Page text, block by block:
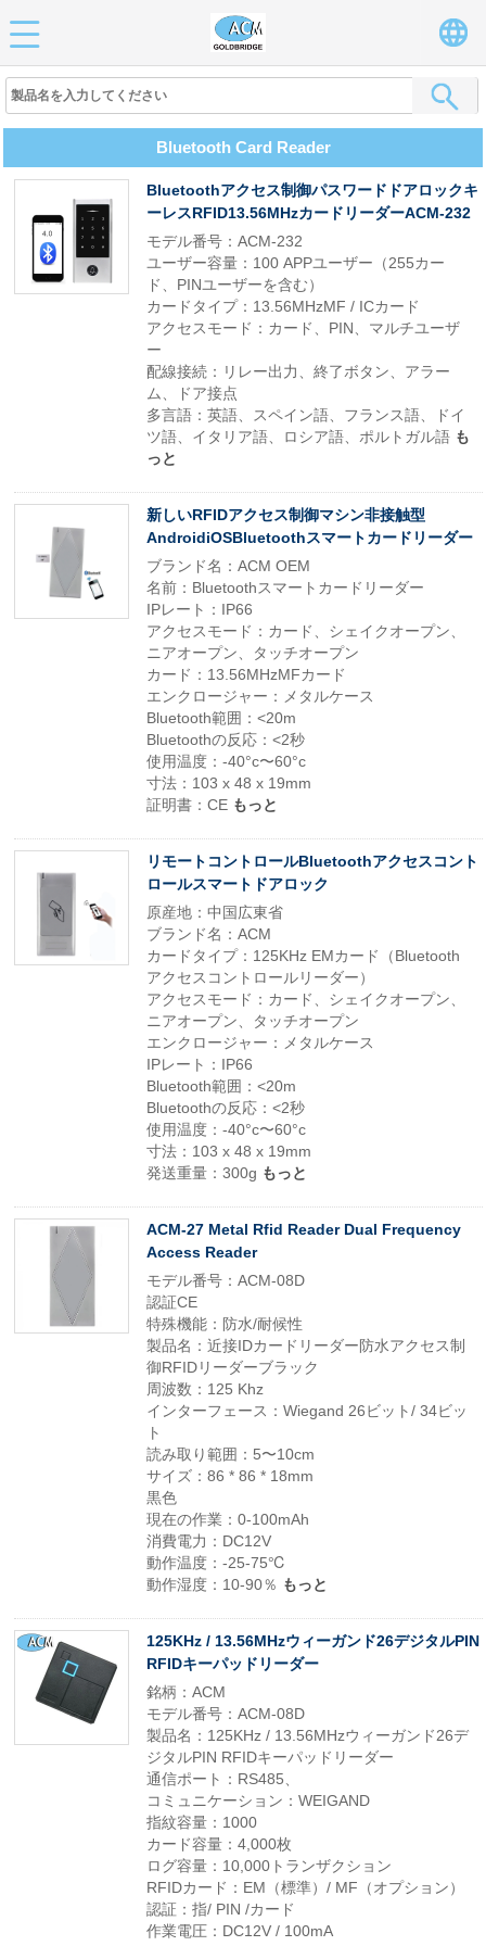
Bluetooth Card Reader
Bluetoothアクセス制御パスワードドアロックキ
ーレスRFID13.56MHzカードリーダーACM-232
モデル番号：ACM-232
ユーザー容量：100 APPユーザー（255カー
ド、PINユーザーを含む）
カードタイプ：13.56MHzMF / ICカード
アクセスモード：カード、PIN、マルチユーザ
ー
配線接続：リレー出力、終了ボタン、アラー
ム、ドア接点
多言語：英語、スペイン語、フランス語、ドイ
ツ語、イタリア語、ロシア語、ポルトガル語 も
っと
新しいRFIDアクセス制御マシン非接触型
AndroidiOSBluetoothスマートカードリーダー
ブランド名：ACM OEM
名前：Bluetoothスマートカードリーダー
IPレート：IP66
アクセスモード：カード、シェイクオープン、
ニアオープン、タッチオープン
カード：13.56MHzMFカード
エンクロージャー：メタルケース
Bluetooth範囲：<20m
Bluetoothの反応：<2秒
使用温度：-40°c〜60°c
寸法：103 x 48 x 19mm
証明書：CE もっと
リモートコントロールBluetoothアクセスコント
ロールスマートドアロック
原産地：中国広東省
ブランド名：ACM
カードタイプ：125KHz EMカード（Bluetooth
アクセスコントロールリーダー）
アクセスモード：カード、シェイクオープン、
ニアオープン、タッチオープン
エンクロージャー：メタルケース
IPレート：IP66
Bluetooth範囲：<20m
Bluetoothの反応：<2秒
使用温度：-40°c〜60°c
寸法：103 x 48 x 19mm
発送重量：300g もっと
ACM-27 Metal Rfid Reader Dual Frequency
Access Reader
モデル番号：ACM-08D
認証CE
特殊機能：防水/耐候性
製品名：近接IDカードリーダー防水アクセス制
御RFIDリーダーブラック
周波数：125 Khz
インターフェース：Wiegand 26ビット/ 34ビッ
ト
読み取り範囲：5〜10cm
サイズ：86 * 86 * 18mm
黒色
現在の作業：0-100mAh
消費電力：DC12V
動作温度：-25-75℃
動作湿度：10-90％ もっと
125KHz / 13.56MHzウィーガンド26デジタルPIN
RFIDキーパッドリーダー
銘柄：ACM
モデル番号：ACM-08D
製品名：125KHz / 13.56MHzウィーガンド26デ
ジタルPIN RFIDキーパッドリーダー
通信ポート：RS485、
コミュニケーション：WEIGAND
指紋容量：1000
カード容量：4,000枚
ログ容量：10,000トランザクション
RFIDカード：EM（標準）/ MF（オプション）
認証：指/ PIN /カード
作業電圧：DC12V / 100mA